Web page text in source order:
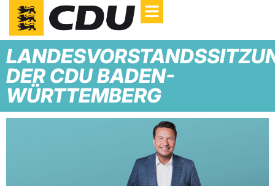
DER CDU BADEN-
WÜRTTEMBERG